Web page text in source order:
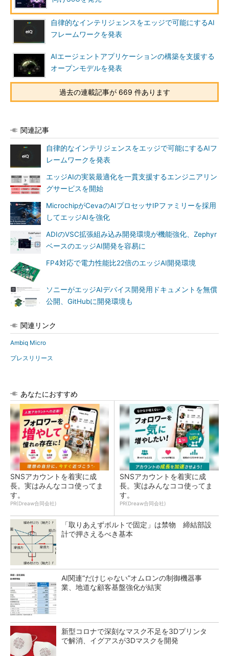
自律的なインテリジェンスをエッジで可能にするAI
フレームワークを発表
AIエージェントアプリケーションの構築を支援する
オープンモデルを発表
過去の連載記事が 669 件あります
関連記事
自律的なインテリジェンスをエッジで可能にするAIフ
レームワークを発表
エッジAIの実装最適化を一貫支援するエンジニアリン
グサービスを開始
MicrochipがCevaのAIプロセッサIPファミリーを採用
してエッジAIを強化
ADIのVSC拡張組み込み開発環境が機能強化、Zephyr
ベースのエッジAI開発を容易に
FP4対応で電力性能比22倍のエッジAI開発環境
ソニーがエッジAIデバイス開発用ドキュメントを無償
公開、GitHubに開発環境も
関連リンク
Ambiq Micro
プレスリリース
あなたにおすすめ
SNSアカウントを着実に成
長。実はみんなココ使ってま
す。
PR(Dreaw合同会社)
SNSアカウントを着実に成
長。実はみんなココ使ってま
す。
PR(Dreaw合同会社)
「取りあえずボルトで固定」は禁物 締結部設
計で押さえるべき基本
AI関連“だけじゃない”オムロンの制御機器事
業、地道な顧客基盤強化が結実
新型コロナで深刻なマスク不足を3Dプリンタ
で解消、イグアスが3Dマスクを開発